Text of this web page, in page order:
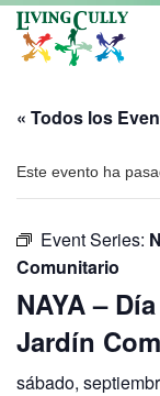
« Todos los
Este evento ha
Event Series:
Comunitario
NAYA –
Jardín
sábado,